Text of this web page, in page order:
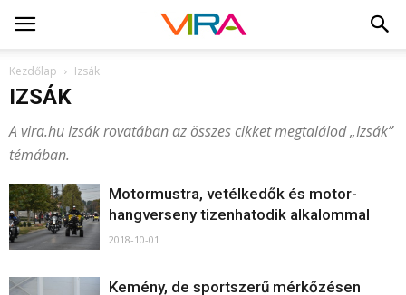
Kezdőlap Izsák
IZSÁK
A vira.hu Izsák rovatában az összes cikket megtalálod „Izsák”
témában.
Motormustra, vetélkedők és motor-
hangverseny tizenhatodik alkalommal
2018-10-01
Kemény, de sportszerű mérkőzésen